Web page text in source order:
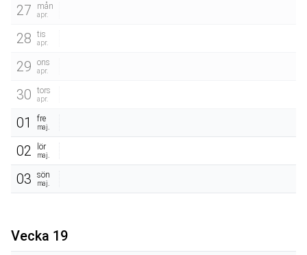
27
mån
apr.
28 tis
apr.
29 ons
apr.
30 tors
apr.
01 fre
maj.
02 lör
maj.
03 sön
maj.
Vecka 19